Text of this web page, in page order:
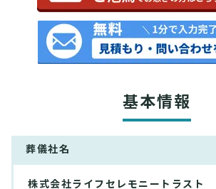
基本情報
葬儀社名
株式会社ライフセレモニートラスト